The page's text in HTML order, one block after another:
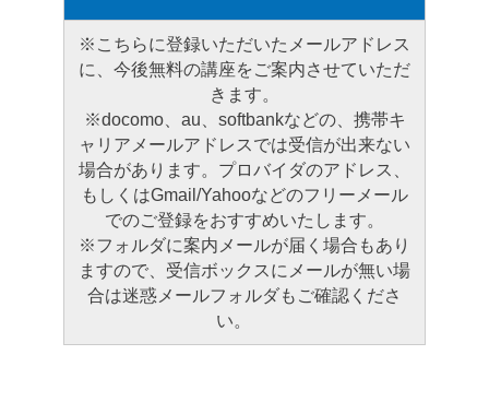
※こちらに登録いただいたメールアドレス
に、今後無料の講座をご案内させていただ
きます。
※docomo、au、softbankなどの、携帯キ
ャリアメールアドレスでは受信が出来ない
場合があります。プロバイダのアドレス、
もしくはGmail/Yahooなどのフリーメール
でのご登録をおすすめいたします。
※フォルダに案内メールが届く場合もあり
ますので、受信ボックスにメールが無い場
合は迷惑メールフォルダもご確認くださ
い。